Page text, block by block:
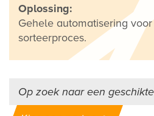
Oplossing:
Gehele automatisering
sorteerproces.
Op zoek naar een